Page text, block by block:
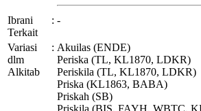
Ibrani
Terkait
: -
Variasi
dlm
Alkitab
: Akuilas (ENDE)
Periska (TL, KL1870, LDKR)
Periskila (TL, KL1870, LDKR)
Priska (KL1863, BABA)
Priskah (SB)